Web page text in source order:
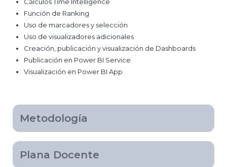
Cálculos Time Intelligence
Función de Ranking
Uso de marcadores y selección
Uso de visualizadores adicionales
Creación, publicación y visualización de Dashboards
Publicación en Power BI Service
Visualización en Power BI App
Metodología
Plana Docente